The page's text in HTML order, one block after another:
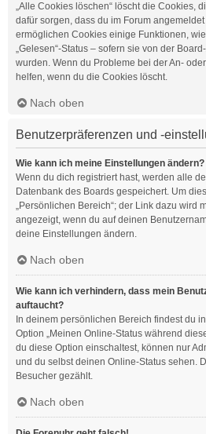
„Alle Cookies löschen“ löscht die Cookies,
dafür sorgen, dass du im Forum
ermöglichen Cookies einige Funktionen,
„Gelesen“-Status – sofern sie von der
wurden. Wenn du Probleme bei der An-
helfen, wenn du die Cookies löscht.
Nach oben
Benutzerpräferenzen und -
Wie kann ich meine Einstellungen ändern?
Wenn du dich registriert hast, werden alle
Datenbank des Boards gespeichert. Um
„Persönlichen Bereich“; der Link dazu wird
angezeigt, wenn du auf deinen
deine Einstellungen ändern.
Nach oben
Wie kann ich verhindern, dass mein
auftaucht?
In deinem persönlichen Bereich findest du
Option „Meinen Online-Status während
du diese Option einschaltest, können nur
und du selbst deinen Online-Status sehen.
Besucher gezählt.
Nach oben